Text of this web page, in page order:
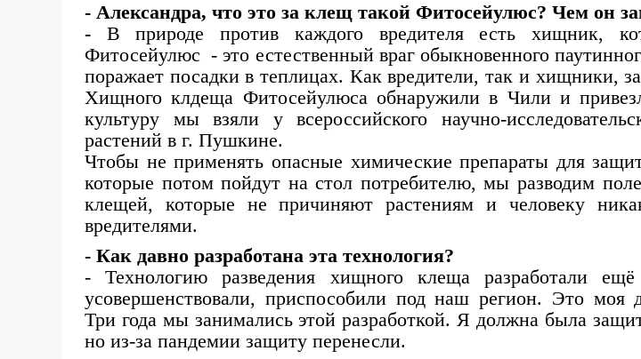
- Александра, что это за клещ такой Фитосейулюс? Чем он
- В природе против каждого вредителя есть хищник,
Фитосейулюс - это естественный враг обыкновенного
поражает посадки в теплицах. Как вредители, так и хищники,
Хищного клдеща Фитосейулюса обнаружили в Чили и
культуру мы взяли у всероссийского научно-
растений в г. Пушкине.
Чтобы не применять опасные химические препараты для
которые потом пойдут на стол потребителю, мы разводим
клещей, которые не причиняют растениям и человеку
вредителями.
- Как давно разработана эта технология?
- Технологию разведения хищного клеща разработали
усовершенствовали, приспособили под наш регион. Это моя
Три года мы занимались этой разработкой. Я должна была
но из-за пандемии защиту перенесли.